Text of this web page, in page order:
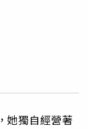
她獨自經營著